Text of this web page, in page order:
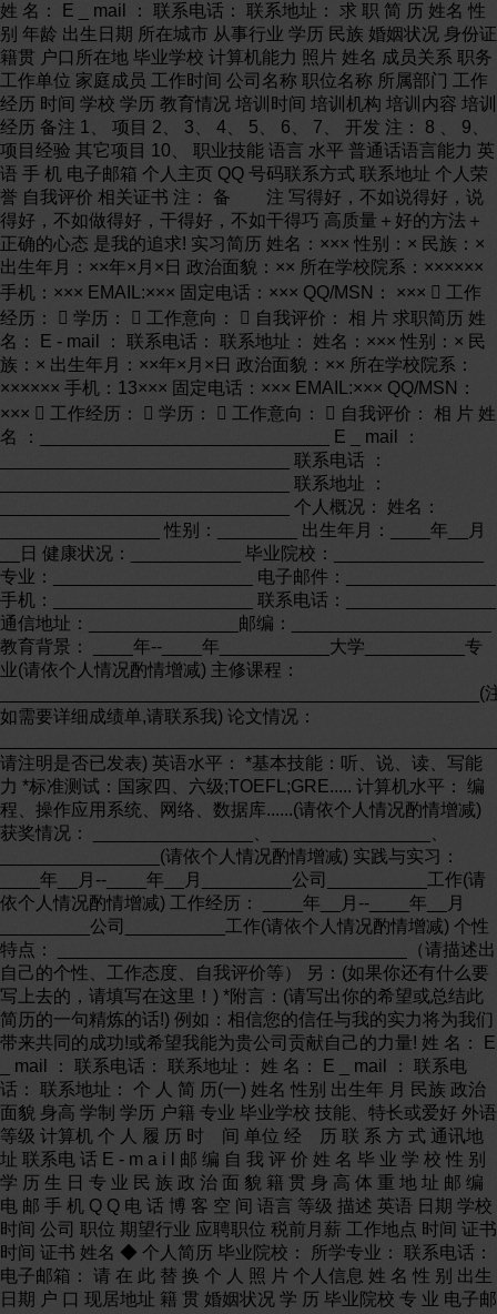
姓 名： E _ mail ： 联系电话： 联系地址： 求 职 简 历 姓名 性
别 年龄 出生日期 所在城市 从事行业 学历 民族 婚姻状况 身份证
籍贯 户口所在地 毕业学校 计算机能力 照片 姓名 成员关系 职务
工作单位 家庭成员 工作时间 公司名称 职位名称 所属部门 工作
经历 时间 学校 学历 教育情况 培训时间 培训机构 培训内容 培训
经历 备注 1、 项目 2、 3、 4、 5、 6、 7、 开发 注： 8 、 9、
项目经验 其它项目 10、 职业技能 语言 水平 普通话语言能力 英
语 手 机 电子邮箱 个人主页 QQ 号码联系方式 联系地址 个人荣
誉 自我评价 相关证书 注： 备 注 写得好，不如说得好，说
得好，不如做得好，干得好，不如干得巧 高质量＋好的方法＋
正确的心态 是我的追求! 实习简历 姓名：××× 性别：× 民族：×
出生年月：××年×月×日 政治面貌：×× 所在学校院系：××××××
手机：××× EMAIL:××× 固定电话：××× QQ/MSN： ×××  工作
经历：  学历：  工作意向：  自我评价： 相 片 求职简历 姓
名： E - mail ： 联系电话： 联系地址： 姓名：××× 性别：× 民
族：× 出生年月：××年×月×日 政治面貌：×× 所在学校院系：
×××××× 手机：13××× 固定电话：××× EMAIL:××× QQ/MSN：
×××  工作经历：  学历：  工作意向：  自我评价： 相 片 姓
名 ：_____________________________ E _ mail ：
_____________________________ 联系电话 ：
_____________________________ 联系地址 ：
_____________________________ 个人概况： 姓名：
________________ 性别：________ 出生年月：____年__月
__日 健康状况：___________ 毕业院校：_______________
专业：____________________ 电子邮件：_______________
手机：____________________ 联系电话：_______________
通信地址：_______________邮编：____________________
教育背景： ____年--____年___________大学__________专
业(请依个人情况酌情增减) 主修课程：
________________________________________________(
如需要详细成绩单,请联系我) 论文情况：
请注明是否已发表) 英语水平： *基本技能：听、说、读、写能
力 *标准测试：国家四、六级;TOEFL;GRE..... 计算机水平： 编
程、操作应用系统、网络、数据库......(请依个人情况酌情增减)
获奖情况： ________________、________________、
________________(请依个人情况酌情增减) 实践与实习：
____年__月--____年__月_________公司__________工作(请
依个人情况酌情增减) 工作经历： ____年__月--____年__月
_________公司__________工作(请依个人情况酌情增减) 个性
特点： ___________________________________（请描述出
自己的个性、工作态度、自我评价等） 另：(如果你还有什么要
写上去的，请填写在这里！) *附言：(请写出你的希望或总结此
简历的一句精炼的话!) 例如：相信您的信任与我的实力将为我们
带来共同的成功!或希望我能为贵公司贡献自己的力量! 姓 名： E
_ mail ： 联系电话： 联系地址： 姓 名： E _ mail ： 联系电
话： 联系地址： 个 人 简 历(一) 姓名 性别 出生年 月 民族 政治
面貌 身高 学制 学历 户籍 专业 毕业学校 技能、特长或爱好 外语
等级 计算机 个 人 履 历 时 间 单位 经 历 联 系 方 式 通讯地
址 联系电 话 E - m a i l 邮 编 自 我 评 价 姓 名 毕 业 学 校 性 别
学 历 生 日 专 业 民 族 政 治 面 貌 籍 贯 身 高 体 重 地 址 邮 编
电 邮 手 机 Q Q 电 话 博 客 空 间 语言 等级 描述 英语 日期 学校
时间 公司 职位 期望行业 应聘职位 税前月薪 工作地点 时间 证书
时间 证书 姓名 ◆ 个人简历 毕业院校： 所学专业： 联系电话：
电子邮箱： 请 在 此 替 换 个 人 照 片 个人信息 姓 名 性 别 出生
日期 户 口 现居地址 籍 贯 婚姻状况 学 历 毕业院校 专 业 电子邮